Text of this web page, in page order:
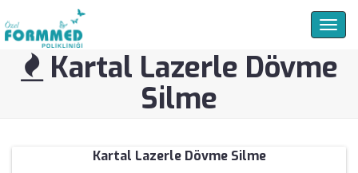
Kartal Lazerle Dövme
Silme
Kartal Lazerle Dövme Silme